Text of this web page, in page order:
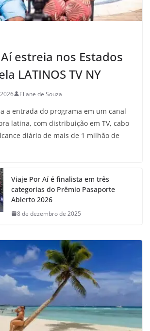
estreia nos Estados
LATINOS TV NY
Eliane de Souza
a entrada do programa em um canal
latina, com distribuição em TV, cabo
diário de mais de 1 milhão de
Viaje Por Aí é finalista em três
categorias do Prêmio Pasaporte
Abierto 2026
8 de dezembro de 2025